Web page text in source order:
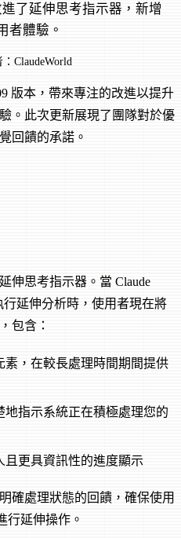
進了延伸思考指示器，新增
者體驗。
ClaudeWorld
版本，帶來專注的改進以提升
。此次更新展現了團隊對於優
回饋的承諾。
伸思考指示器。當 Claude
延伸分析時，使用者現在將
包含：
素，在較長處理時間期間提供
地指示系統正在積極處理您的
且更具資訊性的進度顯示
確處理狀態的回饋，確保使用
行延伸操作。